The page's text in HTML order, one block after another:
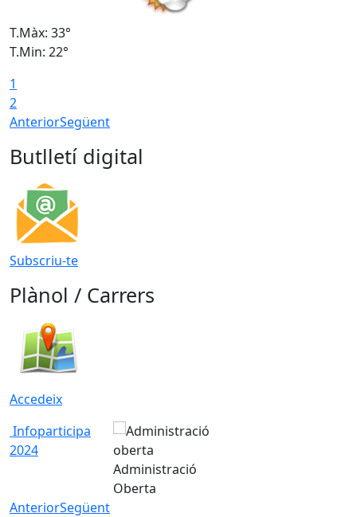
T.Màx: 33°
T.Min: 22°
1
2
AnteriorSegüent
Butlletí digital
Subscriu-te
Plànol / Carrers
Accedeix
Infoparticipa
2024
Administració
Oberta
AnteriorSegüent